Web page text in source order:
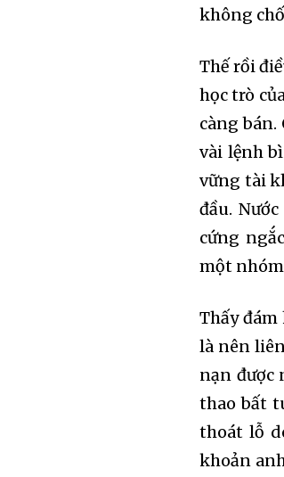
không
Thế rồi
học trò
càng bán.
vài lệnh
vững tài
đầu.
cứng
một nhóm
Thấy
là nên
nạn được
thao bất
thoát lỗ
khoản